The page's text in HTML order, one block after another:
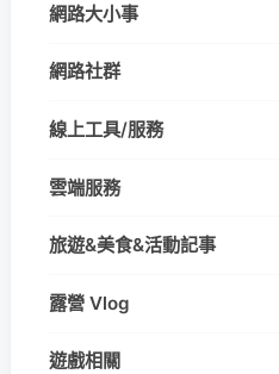
網路大小事
網路社群
線上工具/服務
雲端服務
旅遊&美食&活動記事
露營 Vlog
遊戲相關